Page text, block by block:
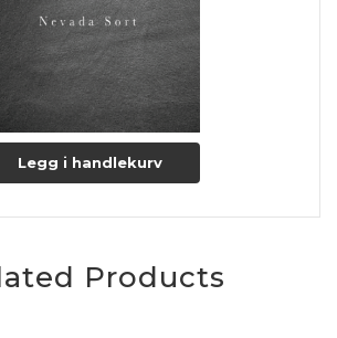
og vedligeholdelse her
Legg i handlekurv
Products